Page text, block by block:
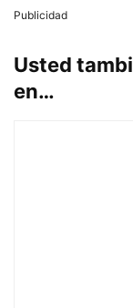
Publicidad
Usted
en…